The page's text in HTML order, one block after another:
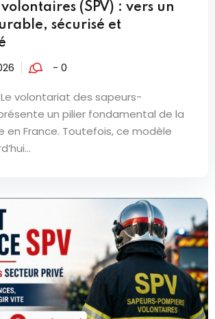
(SPV) : vers un
sécurisé et
- 0
volontariat des sapeurs-
un pilier fondamental de la
en France. Toutefois, ce modèle